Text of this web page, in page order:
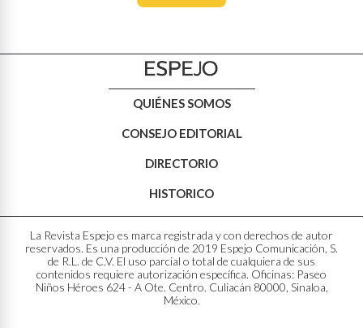
QUIÉNES SOMOS
CONSEJO EDITORIAL
DIRECTORIO
HISTORICO
La Revista Espejo es marca registrada y con derechos de autor
reservados. Es una producción de 2019 Espejo Comunicación, S.
de R.L. de C.V. El uso parcial o total de cualquiera de sus
contenidos requiere autorización específica. Oficinas: Paseo
Niños Héroes 624 - A Ote. Centro. Culiacán 80000, Sinaloa,
México.